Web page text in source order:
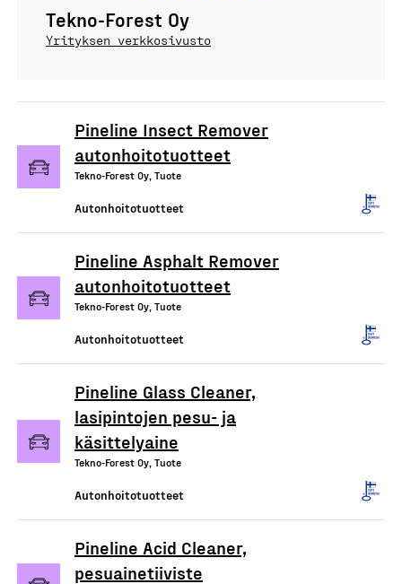
Tekno-Forest Oy
Yrityksen verkkosivusto
Pineline Insect Remover
autonhoitotuotteet
Tekno-Forest Oy, Tuote
Autonhoitotuotteet
Pineline Asphalt Remover
autonhoitotuotteet
Tekno-Forest Oy, Tuote
Autonhoitotuotteet
Pineline Glass Cleaner,
lasipintojen pesu- ja
käsittelyaine
Tekno-Forest Oy, Tuote
Autonhoitotuotteet
Pineline Acid Cleaner,
pesuainetiiviste